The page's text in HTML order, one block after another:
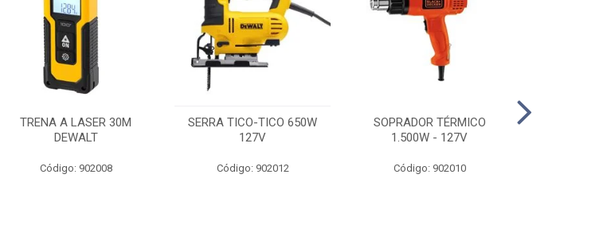
TRENA A LASER 30M
DEWALT
Código: 902008
SERRA TICO-TICO 650W
127V
Código: 902012
SOPRADOR TÉRMICO
1.500W - 127V
Código: 902010